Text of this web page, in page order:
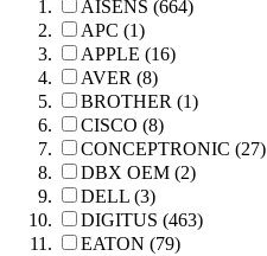
AISENS (664)
APC (1)
APPLE (16)
AVER (8)
BROTHER (1)
CISCO (8)
CONCEPTRONIC (27)
DBX OEM (2)
DELL (3)
DIGITUS (463)
EATON (79)